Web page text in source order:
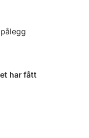
har fått